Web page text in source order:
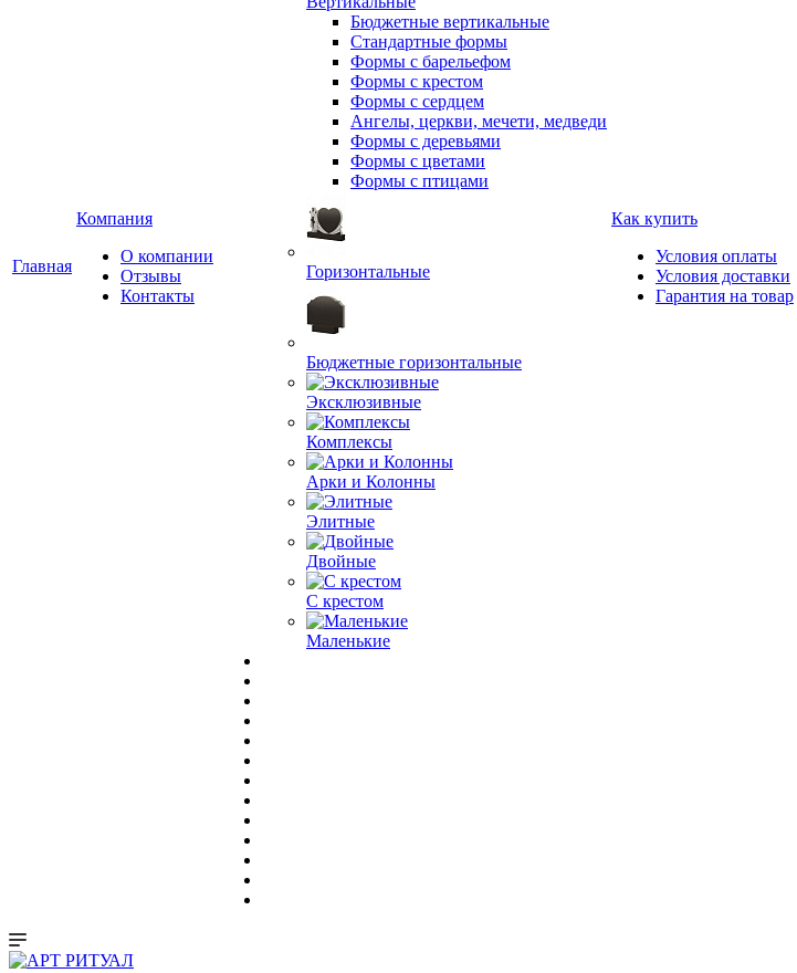
Главная
Компания
О компании
Отзывы
Контакты
Бюджетные вертикальные
Стандартные формы
Формы с барельефом
Формы с крестом
Формы с сердцем
Ангелы, церкви, мечети, медведи
Формы с деревьями
Формы с цветами
Формы с птицами
Горизонтальные
Бюджетные горизонтальные
Эксклюзивные
Комплексы
Арки и Колонны
Элитные
Двойные
С крестом
Маленькие
Как купить
Условия оплаты
Условия доставки
Гарантия на товар